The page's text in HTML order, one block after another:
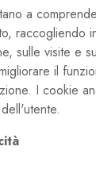
a
raccogliendo
sulle visite e
il
I cookie